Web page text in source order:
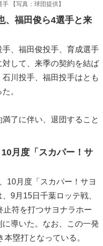
【写真：球団提供】
福田俊ら4選手と来
、福田俊投手、育成選手
して、来季の契約を結ば
川投手、福田投手はとも
。
了に伴い、退団すること
月度「スカパー！サ
10月度「スカパー！サヨ
9月15日千葉ロッテ戦、
止符を打つサヨナラホー
導いた。なお、この一発
塁打となっている。